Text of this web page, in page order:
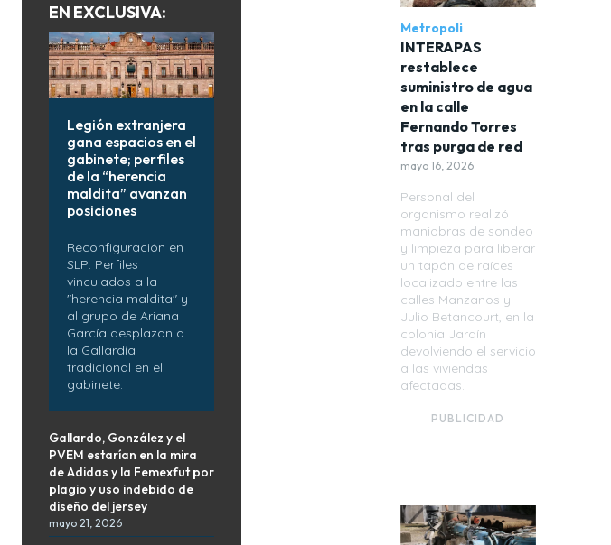
EN EXCLUSIVA:
Legión extranjera
gana espacios en el
gabinete; perfiles
de la “herencia
maldita” avanzan
posiciones
Reconfiguración en
SLP: Perfiles
vinculados a la
"herencia maldita" y
al grupo de Ariana
García desplazan a
la Gallardía
tradicional en el
gabinete.
Gallardo, González y el
PVEM estarían en la mira
de Adidas y la Femexfut por
plagio y uso indebido de
diseño del jersey
mayo 21, 2026
Metropoli
INTERAPAS
restablece
suministro de agua
en la calle
Fernando Torres
tras purga de red
mayo 16, 2026
Personal del
organismo realizó
maniobras de sondeo
y limpieza para liberar
un tapón de raíces
localizado entre las
calles Manzanos y
Julio Betancourt, en la
colonia Jardín
devolviendo el servicio
a las viviendas
afectadas.
― PUBLICIDAD ―